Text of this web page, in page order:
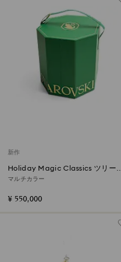
新作
Holiday Magic Classics ツリーデ
コレーションオーナメントセット
マルチカラー
¥ 550,000